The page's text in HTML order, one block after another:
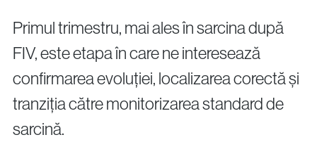
Primul trimestru, mai ales în sarcina după
FIV, este etapa în care ne interesează
confirmarea evoluției, localizarea corectă și
tranziția către monitorizarea standard de
sarcină.